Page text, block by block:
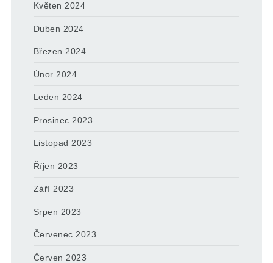
Květen 2024
Duben 2024
Březen 2024
Únor 2024
Leden 2024
Prosinec 2023
Listopad 2023
Říjen 2023
Září 2023
Srpen 2023
Červenec 2023
Červen 2023